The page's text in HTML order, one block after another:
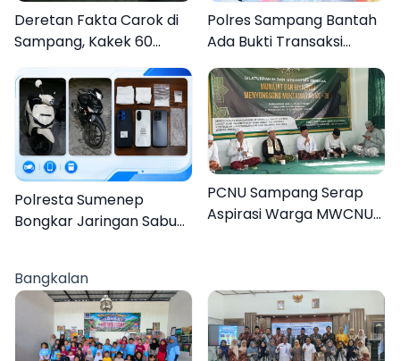
Deretan Fakta Carok di
Sampang, Kakek 60
Tahun Duel Melawan 2
Pria
Polres Sampang Bantah
Ada Bukti Transaksi
dalam Kasus Rudapaksa
Anak 27 Tersangka
Polresta Sumenep
Bongkar Jaringan Sabu
PCNU Sampang Serap
Aspirasi Warga MWCNU
Bangkalan